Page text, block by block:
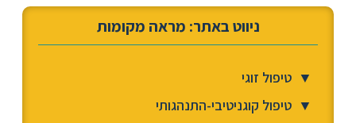
ניווט באתר: מראה מקומות
▼ טיפול זוגי
▼ טיפול קוגניטיבי-התנהגותי